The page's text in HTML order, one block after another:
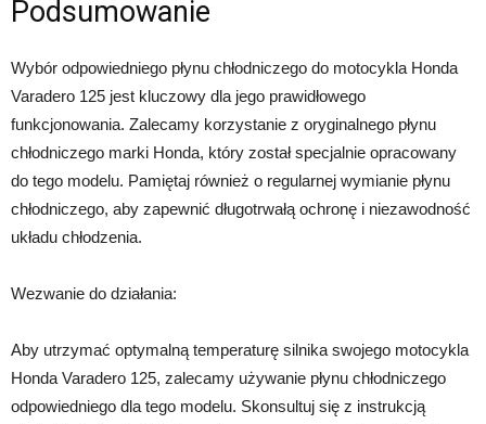
Podsumowanie
Wybór odpowiedniego płynu chłodniczego do motocykla Honda
Varadero 125 jest kluczowy dla jego prawidłowego
funkcjonowania. Zalecamy korzystanie z oryginalnego płynu
chłodniczego marki Honda, który został specjalnie opracowany
do tego modelu. Pamiętaj również o regularnej wymianie płynu
chłodniczego, aby zapewnić długotrwałą ochronę i niezawodność
układu chłodzenia.
Wezwanie do działania:
Aby utrzymać optymalną temperaturę silnika swojego motocykla
Honda Varadero 125, zalecamy używanie płynu chłodniczego
odpowiedniego dla tego modelu. Skonsultuj się z instrukcją